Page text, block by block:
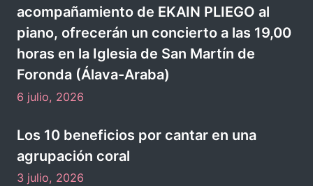
acompañamiento de EKAIN PLIEGO al
piano, ofrecerán un concierto a las 19,00
horas en la Iglesia de San Martín de
Foronda (Álava-Araba)
6 julio, 2026
Los 10 beneficios por cantar en una
agrupación coral
3 julio, 2026